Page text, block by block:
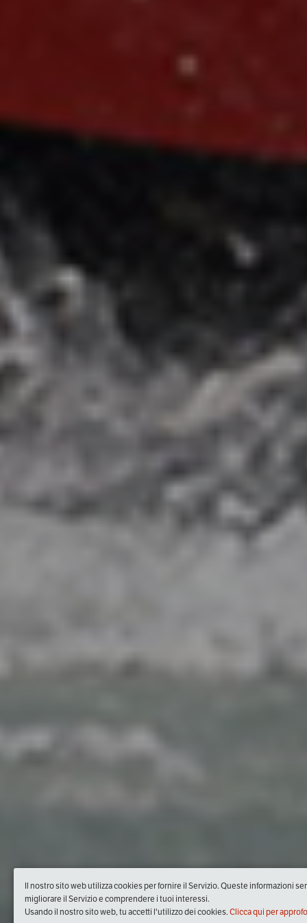
Il nostro sito web utilizza cookies per fornire il Servizio. Queste informazioni
migliorare il Servizio e comprendere i tuoi interessi.
Usando il nostro sito web, tu accetti l'utilizzo dei cookies. Clicca qui per